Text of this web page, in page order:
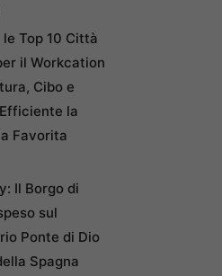
Top 10 Città
il Workcation
Cibo e
la
Favorita
Il Borgo di
sul
Ponte di Dio
Spagna